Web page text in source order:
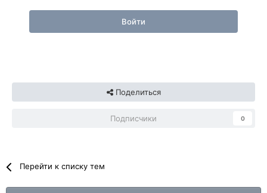
Войти
Поделиться
Подписчики 0
Перейти к списку тем